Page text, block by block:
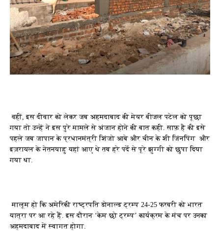
वहीं, इस दीवार को लेकर जब अहमदाबाद की मेयर बीजल पटेल को पूछा
गया तो उन्हें ने इस पुरे मामले से अंजान होने की बात कही. साफ़ है की इसे
पहले जब जापान के प्रधानमंत्री शिंजो आबे और चीन के शी जिंनपिंग और
इज़रायल के नेतनयाहु यहां आए थे तब हरे पर्दे से पूरे झुग्गी को छुपा दिया
गया था.
मालूम हो कि अमेरिकी राष्ट्रपति डोनाल्ड ट्रम्प 24-25 फरवरी को भारत
यात्रा पर आ रहे हैं. इस दौरान ‘केम छो ट्रम्प’ कार्यक्रम के मंच पर उनका
अहमदाबाद में स्वागत होगा.